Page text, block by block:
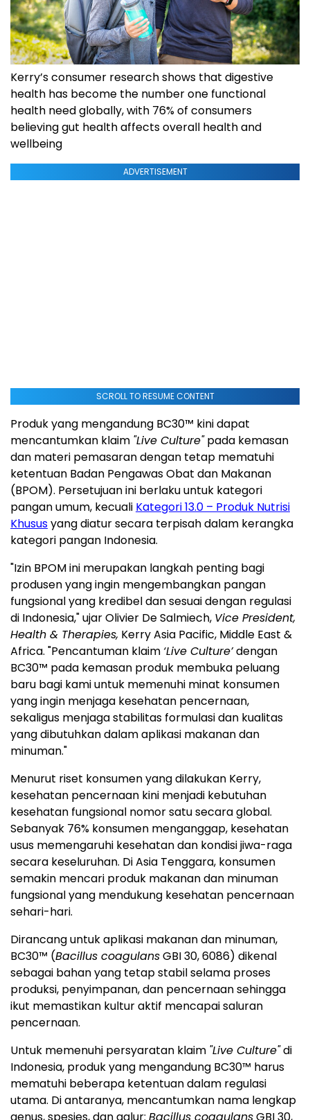
Kerry’s consumer research shows that digestive
health has become the number one functional
health need globally, with 76% of consumers
believing gut health affects overall health and
wellbeing
ADVERTISEMENT
SCROLL TO RESUME CONTENT
Produk yang mengandung BC30™ kini dapat
mencantumkan klaim "Live Culture"pada kemasan
dan materi pemasaran dengan tetap mematuhi
ketentuan Badan Pengawas Obat dan Makanan
(BPOM). Persetujuan ini berlaku untuk kategori
pangan umum, kecuali Kategori 13.0 – Produk Nutrisi
Khususyang diatur secara terpisah dalam kerangka
kategori pangan Indonesia.
"Izin BPOM ini merupakan langkah penting bagi
produsen yang ingin mengembangkan pangan
fungsional yang kredibel dan sesuai dengan regulasi
di Indonesia," ujar Olivier De Salmiech, Vice President,
Health & Therapies, Kerry Asia Pacific, Middle East &
Africa. "Pencantuman klaim ‘Live Culture’dengan
BC30™ pada kemasan produk membuka peluang
baru bagi kami untuk memenuhi minat konsumen
yang ingin menjaga kesehatan pencernaan,
sekaligus menjaga stabilitas formulasi dan kualitas
yang dibutuhkan dalam aplikasi makanan dan
minuman."
Menurut riset konsumen yang dilakukan Kerry,
kesehatan pencernaan kini menjadi kebutuhan
kesehatan fungsional nomor satu secara global.
Sebanyak 76% konsumen menganggap, kesehatan
usus memengaruhi kesehatan dan kondisi jiwa-raga
secara keseluruhan. Di Asia Tenggara, konsumen
semakin mencari produk makanan dan minuman
fungsional yang mendukung kesehatan pencernaan
sehari-hari.
Dirancang untuk aplikasi makanan dan minuman,
BC30™ (Bacillus coagulansGBI 30, 6086) dikenal
sebagai bahan yang tetap stabil selama proses
produksi, penyimpanan, dan pencernaan sehingga
ikut memastikan kultur aktif mencapai saluran
pencernaan.
Untuk memenuhi persyaratan klaim "Live Culture"di
Indonesia, produk yang mengandung BC30™ harus
mematuhi beberapa ketentuan dalam regulasi
utama. Di antaranya, mencantumkan nama lengkap